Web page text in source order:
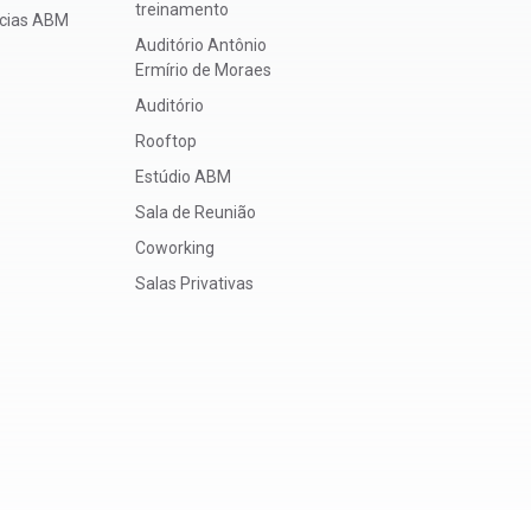
ABM
treinamento
Auditório Antônio
Ermírio de Moraes
Auditório
Rooftop
Estúdio ABM
Sala de Reunião
Coworking
Salas Privativas